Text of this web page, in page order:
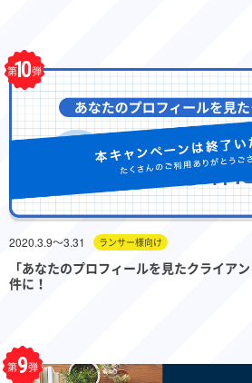
第10 弾
2020.3.9〜3.31 ランサー様向け
「あなたのプロフィールを見たクライア
件に！
第9弾